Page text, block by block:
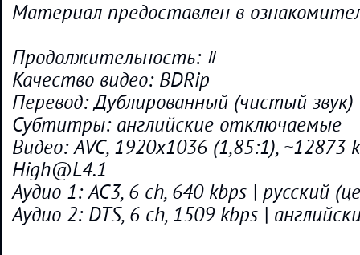
Материал предоставлен в
Продолжительность: #
Качество видео: BDRip
Перевод: Дублированный (чистый звук)
Субтитры: английские отключаемые
Видео: AVC, 1920x1036 (1,85:1), ~12873
High@L4.1
Аудио 1: AC3, 6 ch, 640 kbps | русский
Аудио 2: DTS, 6 ch, 1509 kbps |